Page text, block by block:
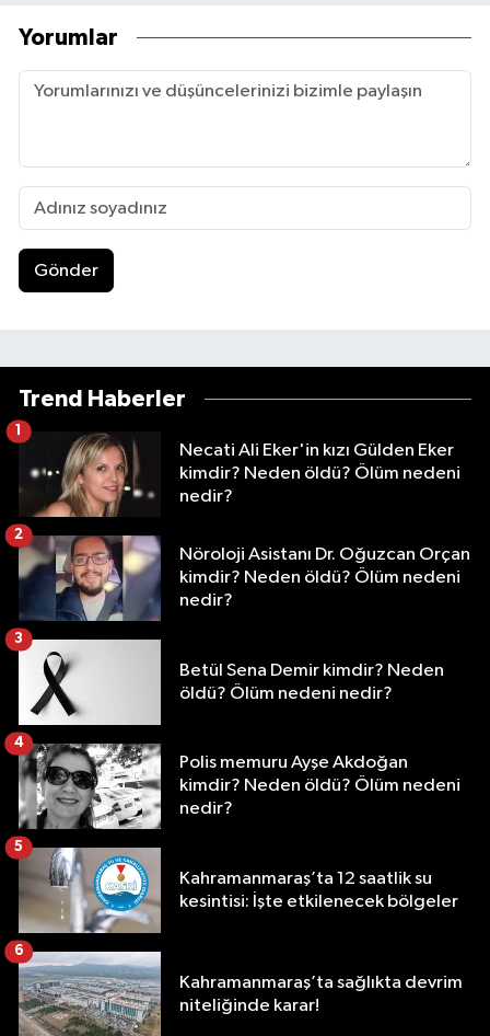
Yorumlar
Gönder
Trend Haberler
Necati Ali Eker'in kızı Gülden Eker
kimdir? Neden öldü? Ölüm nedeni
nedir?
1
Nöroloji Asistanı Dr. Oğuzcan Orçan
kimdir? Neden öldü? Ölüm nedeni
nedir?
2
Betül Sena Demir kimdir? Neden
öldü? Ölüm nedeni nedir?
3
Polis memuru Ayşe Akdoğan
kimdir? Neden öldü? Ölüm nedeni
nedir?
4
Kahramanmaraş’ta 12 saatlik su
kesintisi: İşte etkilenecek bölgeler
5
Kahramanmaraş’ta sağlıkta devrim
niteliğinde karar!
6